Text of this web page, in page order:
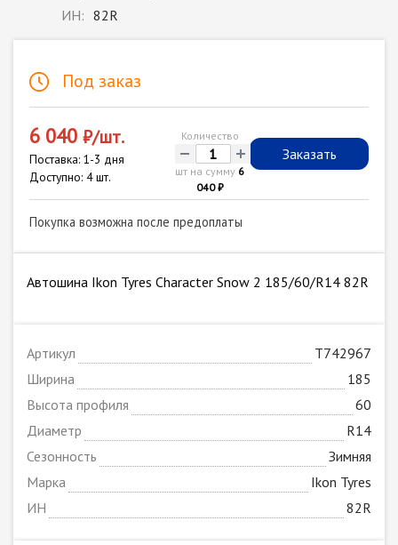
ИН: 82R
Под заказ
6 040 ₽/шт.
Поставка: 1-3 дня
Доступно: 4 шт.
Количество
- +
шт на сумму 6
040 ₽
Заказать
Покупка возможна после предоплаты
Автошина Ikon Tyres Character Snow 2 185/60/R14 82R
Артикул
T742967
Ширина
185
Высота профиля
60
Диаметр
R14
Сезонность
Зимняя
Марка
Ikon Tyres
ИН
82R